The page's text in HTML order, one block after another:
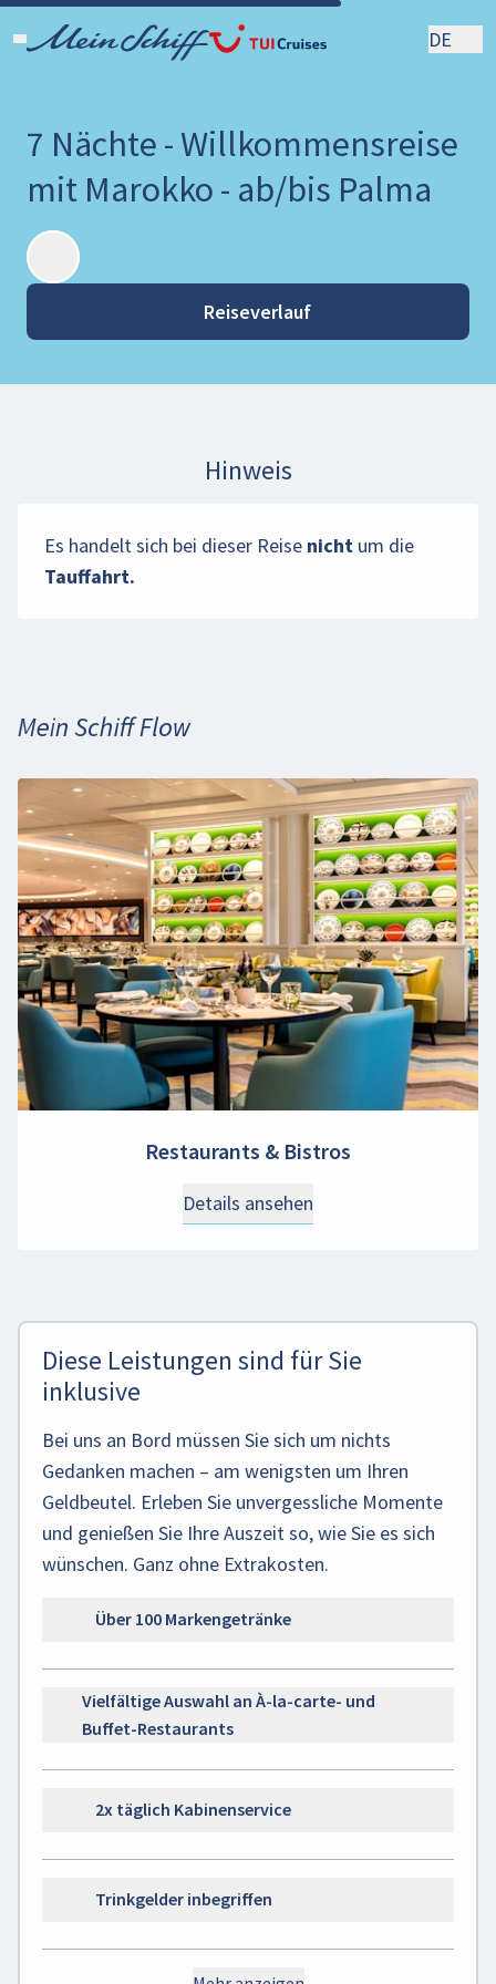
DE
7 Nächte - Willkommensreise
mit Marokko - ab/bis Palma
Reiseverlauf
Hinweis
Es handelt sich bei dieser Reise nicht um die
Tauffahrt.
Mein Schiff Flow
Restaurants & Bistros
Details ansehen
Diese Leistungen sind für Sie
inklusive
Bei uns an Bord müssen Sie sich um nichts
Gedanken machen – am wenigsten um Ihren
Geldbeutel. Erleben Sie unvergessliche Momente
und genießen Sie Ihre Auszeit so, wie Sie es sich
wünschen. Ganz ohne Extrakosten.
Über 100 Markengetränke
Vielfältige Auswahl an À-la-carte- und
Buffet-Restaurants
2x täglich Kabinenservice
Trinkgelder inbegriffen